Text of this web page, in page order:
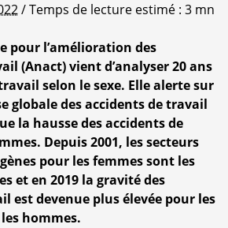
/ Temps de lecture estimé : 3 mn
pour l’amélioration des
(Anact) vient d’analyser 20 ans
selon le sexe. Elle alerte sur
globale des accidents de travail
la hausse des accidents de
Depuis 2001, les secteurs
pour les femmes sont les
et en 2019 la gravité des
est devenue plus élevée pour les
hommes.